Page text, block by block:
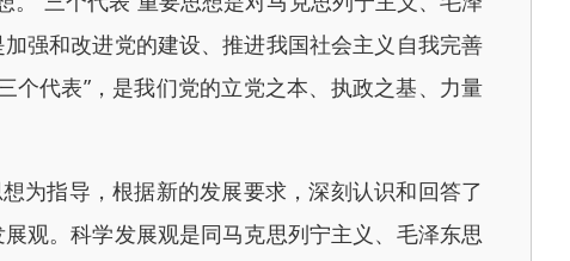
强和改进党的建设、推进我国社会主义自我完善
代表”，是我们党的立党之本、执政之基、力量
为指导，根据新的发展要求，深刻认识和回答了
观。科学发展观是同马克思列宁主义、毛泽东思